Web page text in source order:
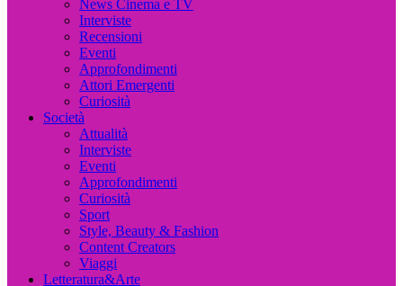
News Cinema e TV
Interviste
Recensioni
Eventi
Approfondimenti
Attori Emergenti
Curiosità
Società
Attualità
Interviste
Eventi
Approfondimenti
Curiosità
Sport
Style, Beauty & Fashion
Content Creators
Viaggi
Letteratura&Arte